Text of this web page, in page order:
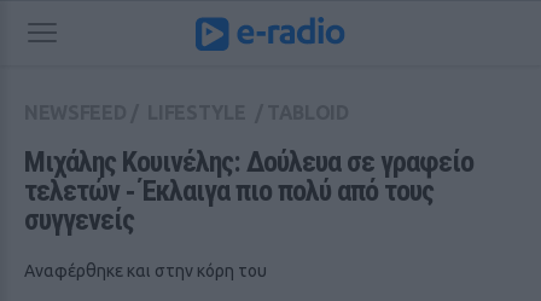
Μιχάλης Κουινέλης: Δούλευα σε γραφείο
τελετών ‑ Έκλαιγα πιο πολύ από τους
συγγενείς
Αναφέρθηκε και στην κόρη του